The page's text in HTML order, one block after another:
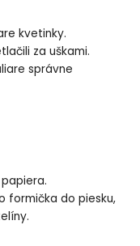
kvetinky.
za uškami.
správne
formička do piesku,